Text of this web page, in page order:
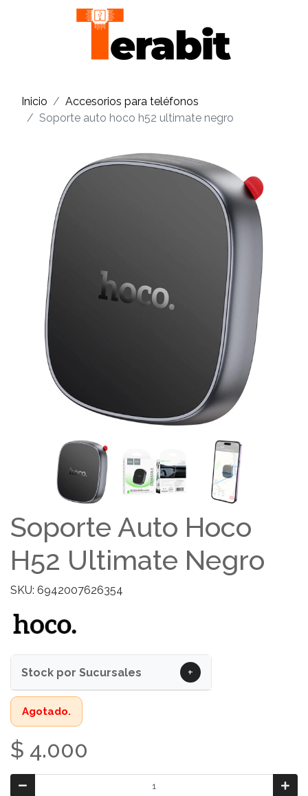
Inicio
Accesorios para teléfonos
Soporte auto hoco h52 ultimate negro
Soporte Auto Hoco
H52 Ultimate Negro
SKU: 6942007626354
Stock por Sucursales +
Agotado.
$ 4.000